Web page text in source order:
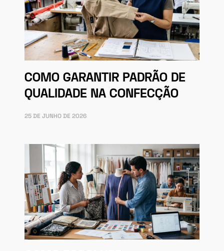
COMO GARANTIR PADRÃO DE
QUALIDADE NA CONFECÇÃO
25 DE JUNHO DE 2026